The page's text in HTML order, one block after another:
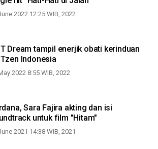
2022 12:25 WIB, 2022
tampil enerjik obati kerinduan
Indonesia
2022 8:55 WIB, 2022
Sara Fajira akting dan isi
untuk film "Hitam"
2021 14:38 WIB, 2021